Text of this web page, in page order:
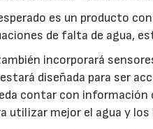
es un producto
de falta de agua,
incorporará
diseñada para ser
contar con información
utilizar mejor el agua y los